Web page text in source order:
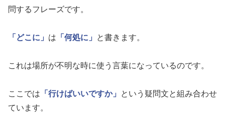
問するフレーズです。
「どこに」 は 「何処に」 と書きます。
これは場所が不明な時に使う言葉になっているのです。
ここでは 「行けばいいですか」
という疑問文と組み合わせ
ています。